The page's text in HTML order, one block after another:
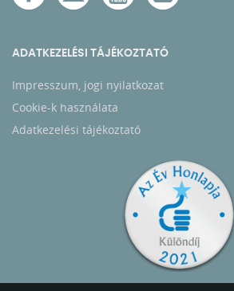
ADATKEZELÉSI TÁJÉKOZTATÓ
Impresszum, jogi nyilatkozat
Cookie-k használata
Adatkezelési tájékoztató